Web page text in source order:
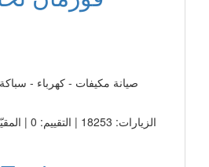
صيانة مكيفات - كهرباء -
الزيارات: 18253 | التقييم: 0 | المقيّمين: 0 | المدينة